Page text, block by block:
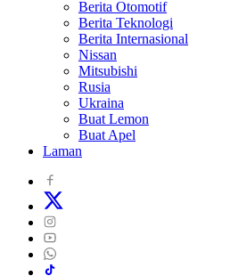
Berita Otomotif
Berita Teknologi
Berita Internasional
Nissan
Mitsubishi
Rusia
Ukraina
Buat Lemon
Buat Apel
Laman